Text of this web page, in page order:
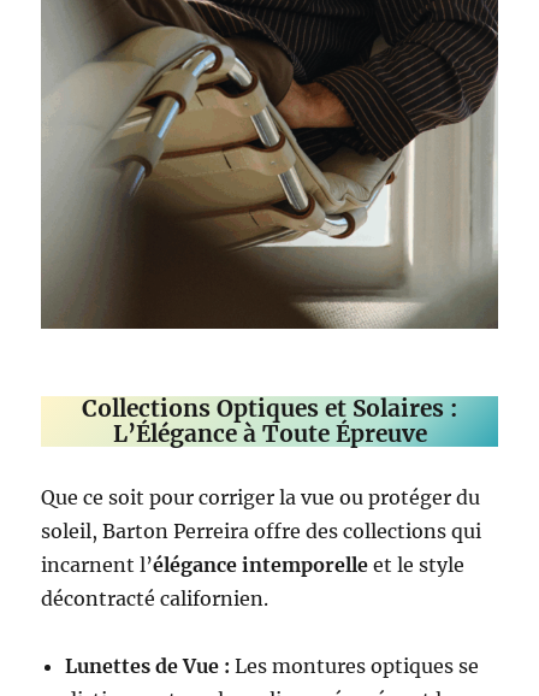
Collections Optiques et Solaires :
L’Élégance à Toute Épreuve
Que ce soit pour corriger la vue ou protéger du
soleil, Barton Perreira offre des collections qui
incarnent l’élégance intemporelle et le style
décontracté californien.
Lunettes de Vue : Les montures optiques se